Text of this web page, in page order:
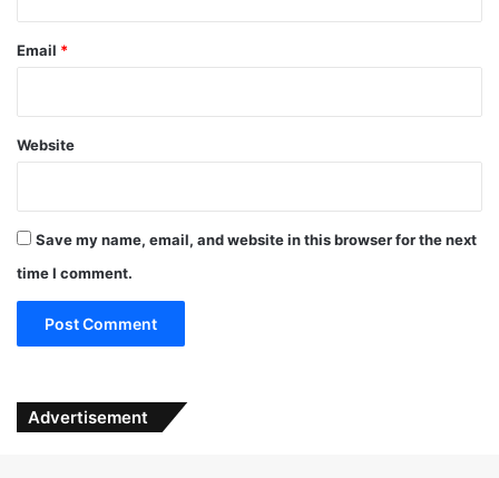
Email *
Website
Save my name, email, and website in this browser for the next
time I comment.
Advertisement